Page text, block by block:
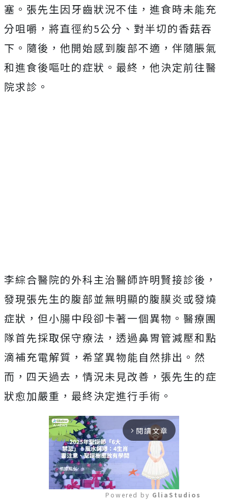
塞。張先生因牙齒狀況不佳，進食時未能充
分咀嚼，將直徑約5公分、對半切的香菇吞
下。隨後，他開始感到腹部不適，伴隨脹氣
和進食後嘔吐的症狀。最終，他決定前往醫
院求診。
李綜合醫院的外科主治醫師許明賢接診後，
發現張先生的腹部並無明顯的腹膜炎或發燒
症狀，但小腸中段卻卡著一個異物。醫療團
隊首先採取保守療法，透過鼻胃管減壓和點
滴補充電解質，希望異物能自然排出。然
而，四天過去，情況未見改善，張先生的症
狀愈加嚴重，最終決定進行手術。
arrow_forward_ios 閱讀文章
Powered by GliaStudios